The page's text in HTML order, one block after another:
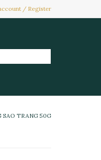
/ Register
SAO TRANG 50G